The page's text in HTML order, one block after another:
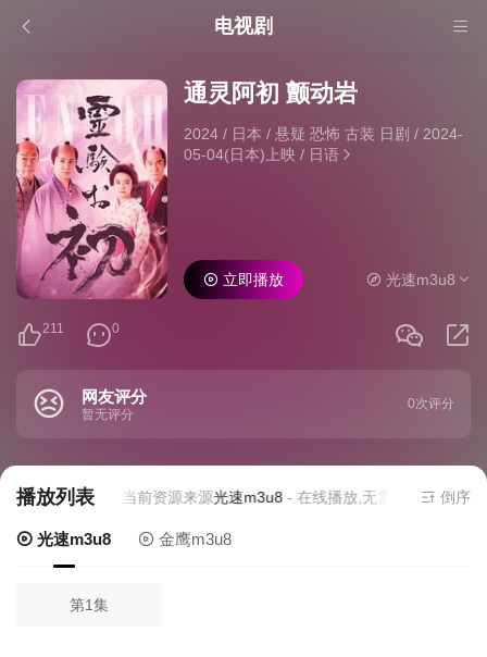
电视剧
通灵阿初 颤动岩
2024 / 日本 / 悬疑 恐怖 古装 日剧/ 2024-
05-04(日本)上映 / 日语
211 0
立即播放 光速m3u8
网友评分
暂无评分
0次评分
播放列表 当前资源来源光速m3u8- 在线播放,无需安装播放器倒序
光速m3u8 金鹰m3u8
第1集